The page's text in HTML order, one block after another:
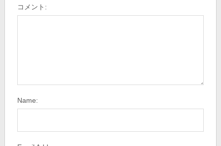
コメント:
Name: